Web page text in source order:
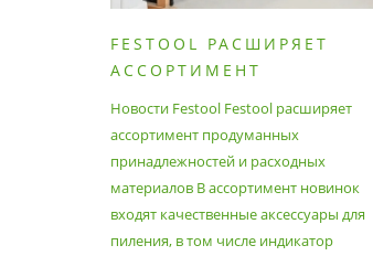
FESTOOL РАСШИРЯЕТ
АССОРТИМЕНТ
ПРИНАДЛЕЖНОСТЕЙ И
РАСХОДНЫХ МАТЕРИАЛОВ
Новости Festool Festool расширяет
ассортимент продуманных
принадлежностей и расходных
материалов В ассортимент новинок
входят качественные аксессуары для
пиления, в том числе индикатор